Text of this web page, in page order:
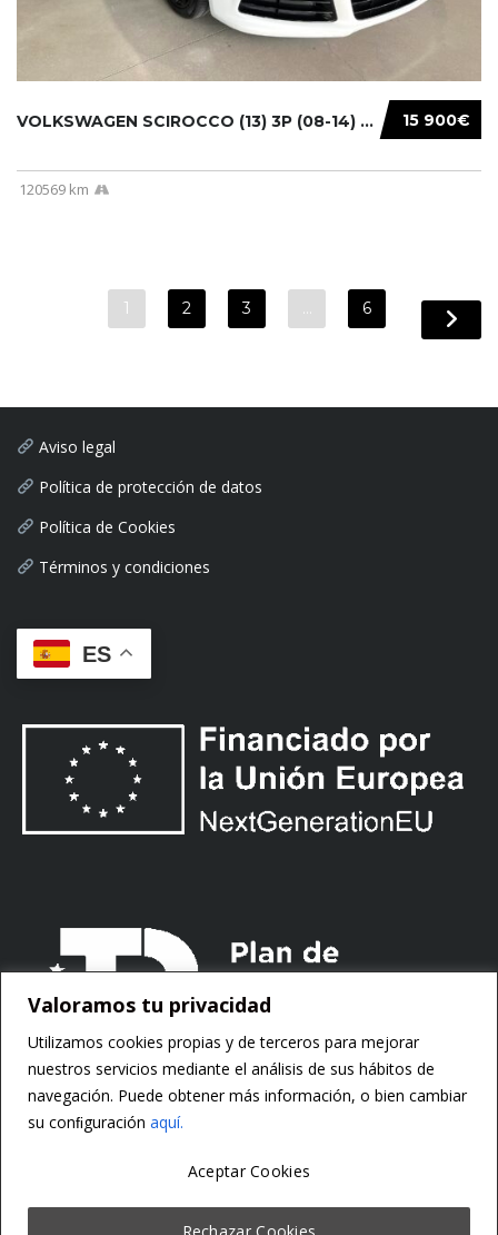
Valoramos tu privacidad
Utilizamos cookies propias y de terceros para mejorar
nuestros servicios mediante el análisis de sus hábitos de
navegación. Puede obtener más información, o bien cambiar
su conﬁguración aquí.
Rechazar Cookies
Aceptar Cookies
15 900€
VOLKSWAGEN SCIROCCO (13) 3P (08-14) 2010...
120569 km
1 2 3 … 6
Aviso legal
Política de protección de datos
Política de Cookies
Términos y condiciones
ES